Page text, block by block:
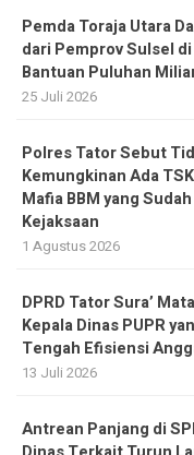
Pemda Toraja Utara
dari Pemprov Sulsel
Bantuan Puluhan
25 Juli 2026
Polres Tator Sebut
Kemungkinan Ada
Mafia BBM yang
Kejaksaan
1 Agustus 2026
DPRD Tator Sura’
Kepala Dinas PUPR
Tengah Efisiensi
13 Juli 2026
Antrean Panjang di